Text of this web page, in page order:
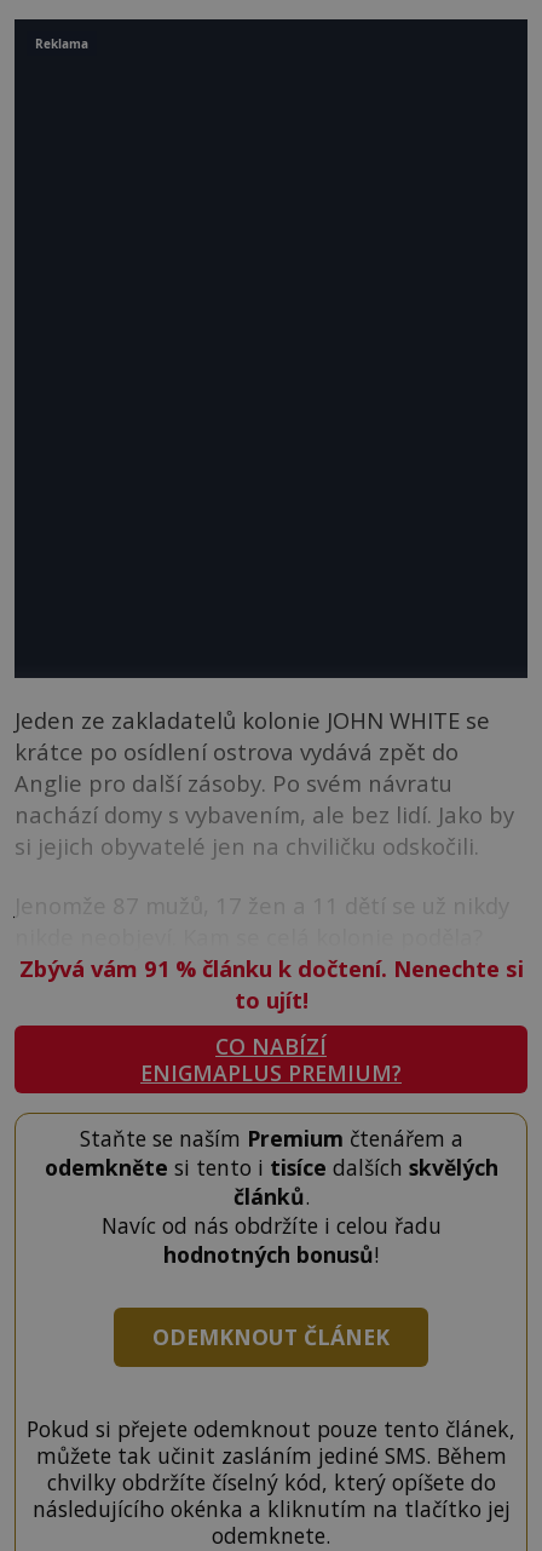
Jeden ze zakladatelů kolonie JOHN WHITE se
krátce po osídlení ostrova vydává zpět do
Anglie pro další zásoby. Po svém návratu
nachází domy s vybavením, ale bez lidí. Jako by
si jejich obyvatelé jen na chviličku odskočili.
Jenomže 87 mužů, 17 žen a 11 dětí se už nikdy
Zbývá vám 91 %článku k dočtení. Nenechte si
to ujít!
CO NABÍZÍ
ENIGMAPLUS PREMIUM?
Staňte se naším Premium čtenářem a
odemkněte si tento i tisíce dalších skvělých
článků.
Navíc od nás obdržíte i celou řadu
hodnotných bonusů!
ODEMKNOUT ČLÁNEK
Pokud si přejete odemknout pouze tento článek,
můžete tak učinit zasláním jediné SMS. Během
chvilky obdržíte číselný kód, který opíšete do
následujícího okénka a kliknutím na tlačítko jej
odemknete.
Reklama